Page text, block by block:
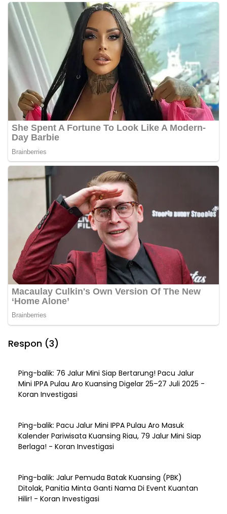
Respon (3)
Ping-balik: 76 Jalur Mini Siap Bertarung! Pacu Jalur
Mini IPPA Pulau Aro Kuansing Digelar 25–27 Juli 2025 -
Koran Investigasi
Ping-balik: Pacu Jalur Mini IPPA Pulau Aro Masuk
Kalender Pariwisata Kuansing Riau, 79 Jalur Mini Siap
Berlaga! - Koran Investigasi
Ping-balik: Jalur Pemuda Batak Kuansing (PBK)
Ditolak, Panitia Minta Ganti Nama Di Event Kuantan
Hilir! - Koran Investigasi